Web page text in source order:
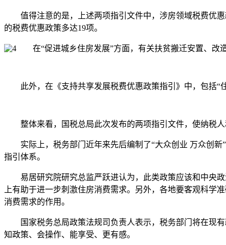
值得注意的是，上述两项指引文件中，涉房领域税费优惠
的税费优惠政策多达19项。
在“促进城乡住房发展”方面，有关扶贫搬迁安置、改
此外，在《支持共享发展税费优惠政策指引》中，包括“住
整体来看，国税总局此次发布的两项指引文件，使纳税人
实际上，税务部门近年来先后编制了“大众创业 万众创新”
指引体系。
易居研究院研究总监严跃进认为，此类政策应该和中央政
上有助于进一步刺激住房消费需求。另外，各地要客观科学
消费需求的作用。
国家税务总局政策法规司负责人表示，税务部门将在现有
知政策、会操作、能享受、更有感。